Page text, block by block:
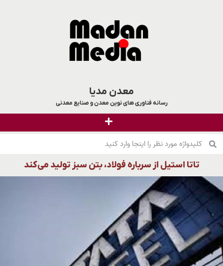
معدن مدیا
رسانه فناوری های نوین معدن و صنایع معدنی
تاتا استیل از سرباره فولاد، بتن سبز تولید می‌کند